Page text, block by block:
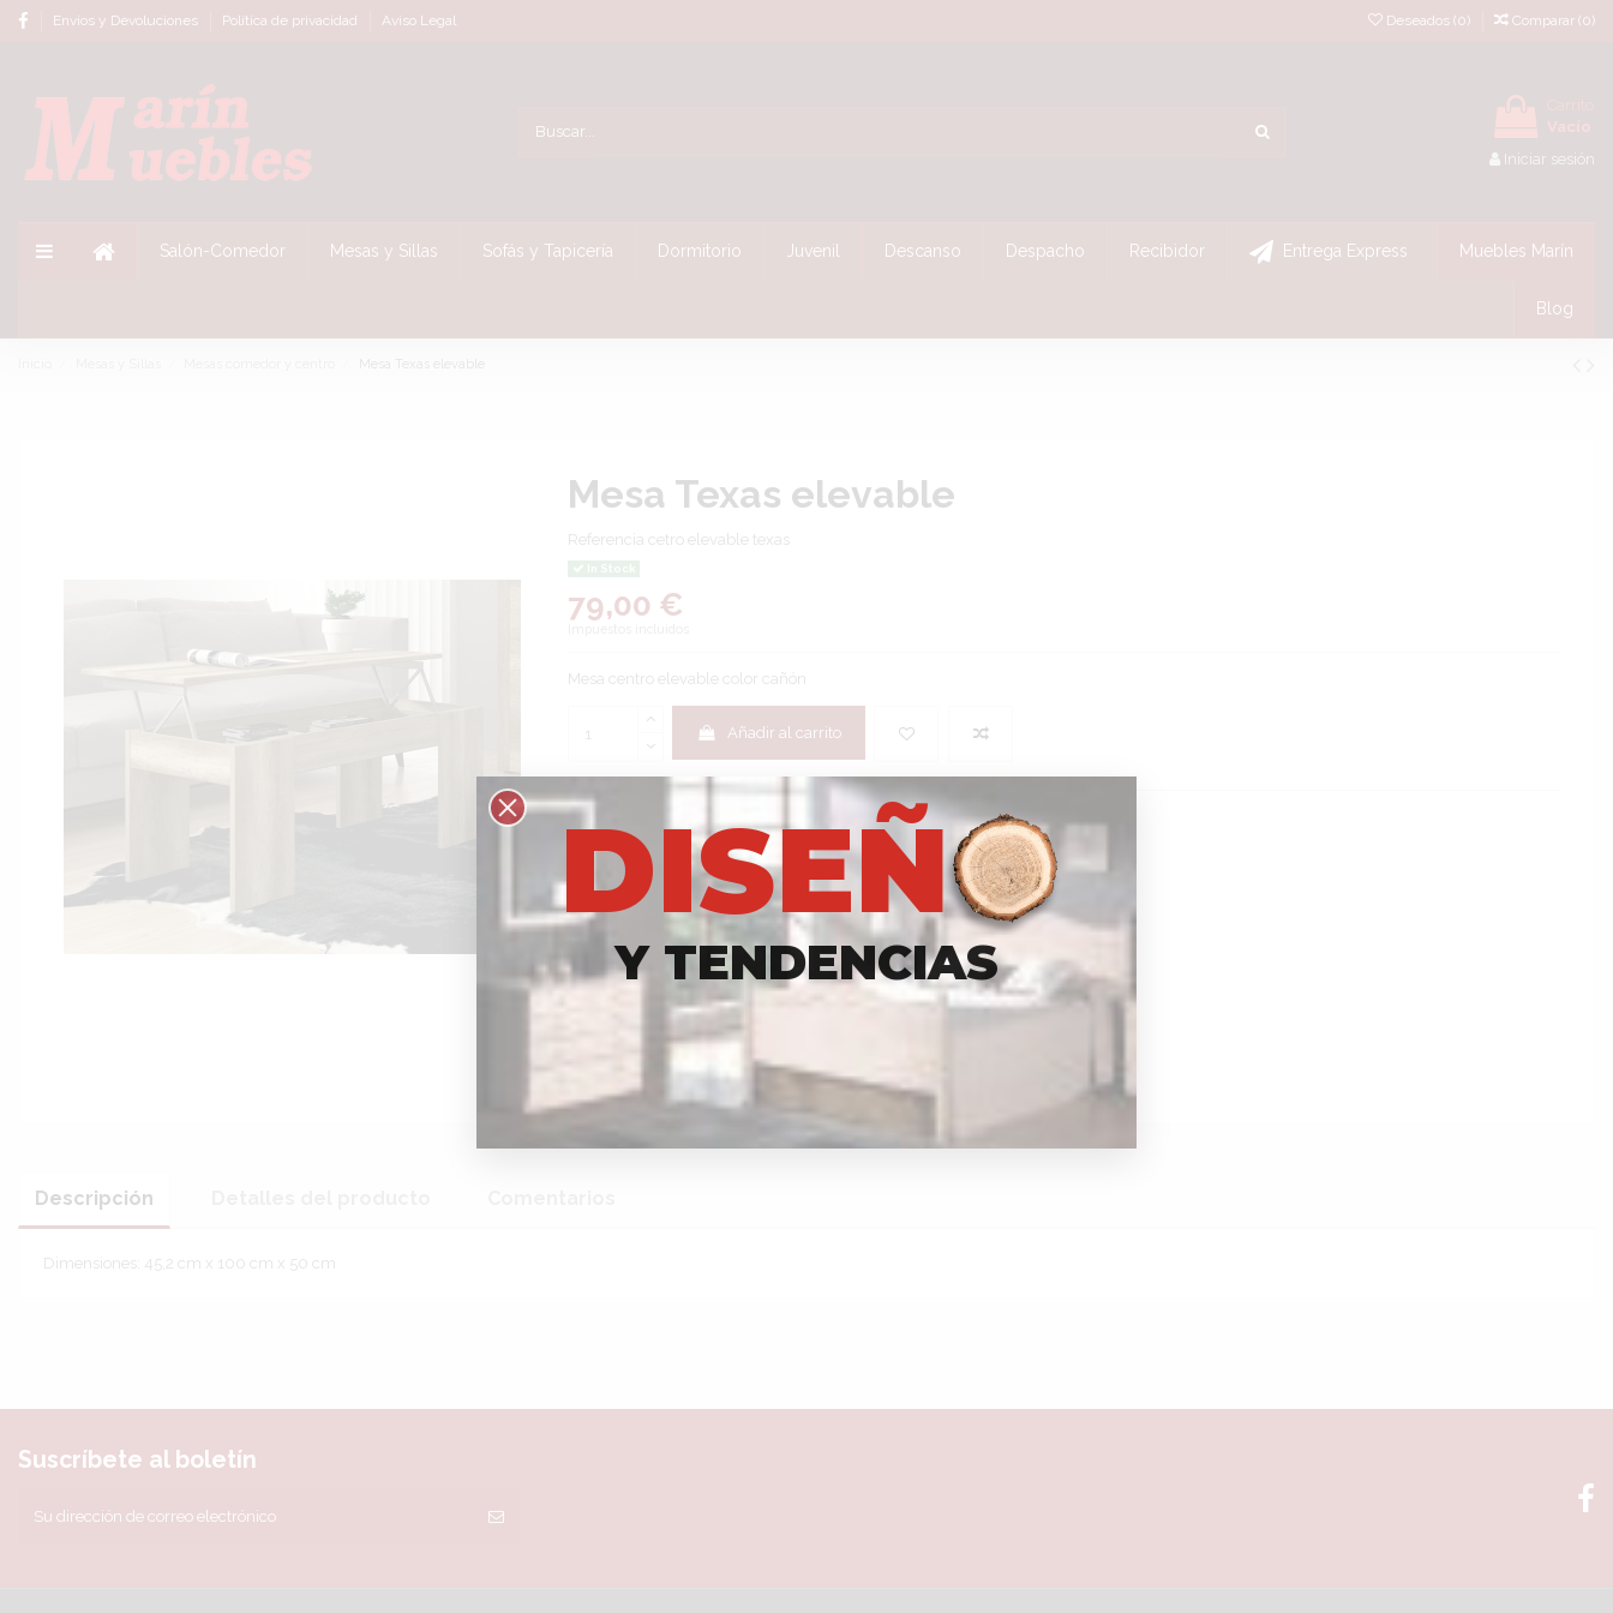
Envíos y Devoluciones Política de privacidad Aviso Legal Deseados (0) Comparar (0)
Vacío
Iniciar sesión
Salón-Comedor Mesas y Sillas Sofás y Tapicería Dormitorio Juvenil Descanso Despacho Recibidor Entrega Express Muebles Marín
Blog
Mesa Texas elevable
Referencia cetro elevable texas
79,00 €
Mesa centro elevable color cañón
Añadir al carrito
Descripción
Dimensiones: 45,2 cm x 100 cm x 50 cm
Suscríbete al boletín
Y TENDENCIAS
DISEÑ